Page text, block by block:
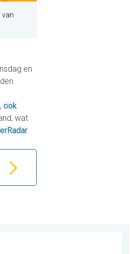
van
en
ook
wat
.